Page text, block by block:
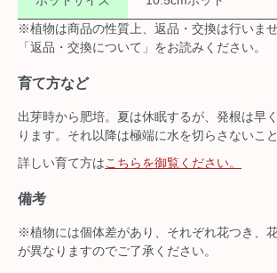
※植物は商品の性質上、返品・交換は行いま
「返品・交換について」をお読みください。
育て方など
出芽時から肥培。夏は休眠するが、発根は早
ります。それ以降は極端に水を切らさないこと
詳しい育て方はこちらを御覧ください。
備考
※植物には個体差があり、それぞれ花つき、
が異なりますのでご了承ください。